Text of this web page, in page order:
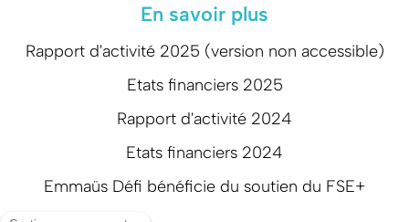
En savoir plus
Rapport d'activité 2025 (version non accessible)
Etats financiers 2025
Rapport d'activité 2024
Etats financiers 2024
Emmaüs Défi bénéficie du soutien du FSE+